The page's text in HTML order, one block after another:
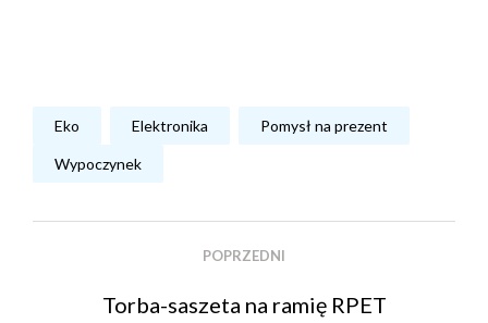
Eko Elektronika Pomysł na prezent
Wypoczynek
POPRZEDNI
Torba-saszeta na ramię RPET